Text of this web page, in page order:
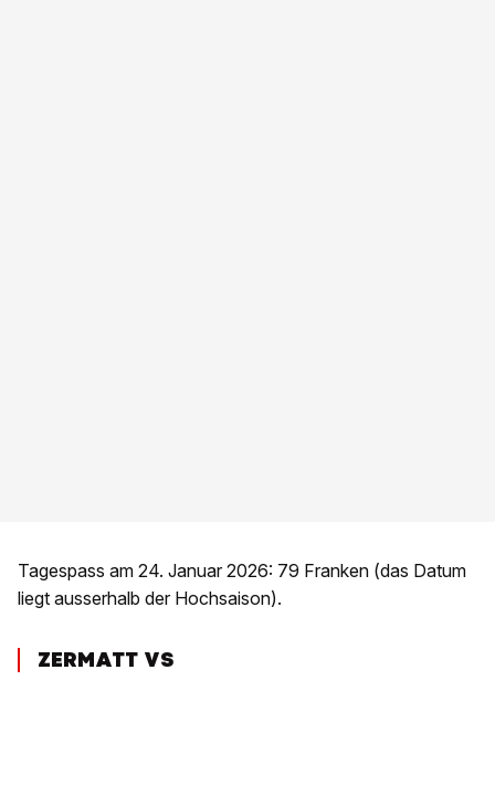
Tagespass am 24. Januar 2026: 79 Franken (das Datum
liegt ausserhalb der Hochsaison).
ZERMATT VS